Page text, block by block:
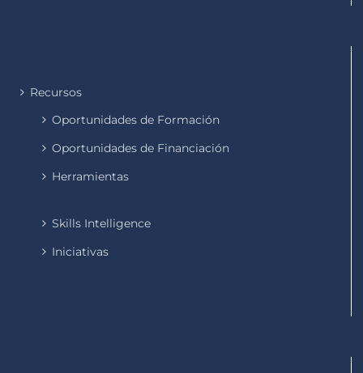
Recursos
Oportunidades de Formación
Oportunidades de Financiación
Herramientas
Skills Intelligence
Iniciativas